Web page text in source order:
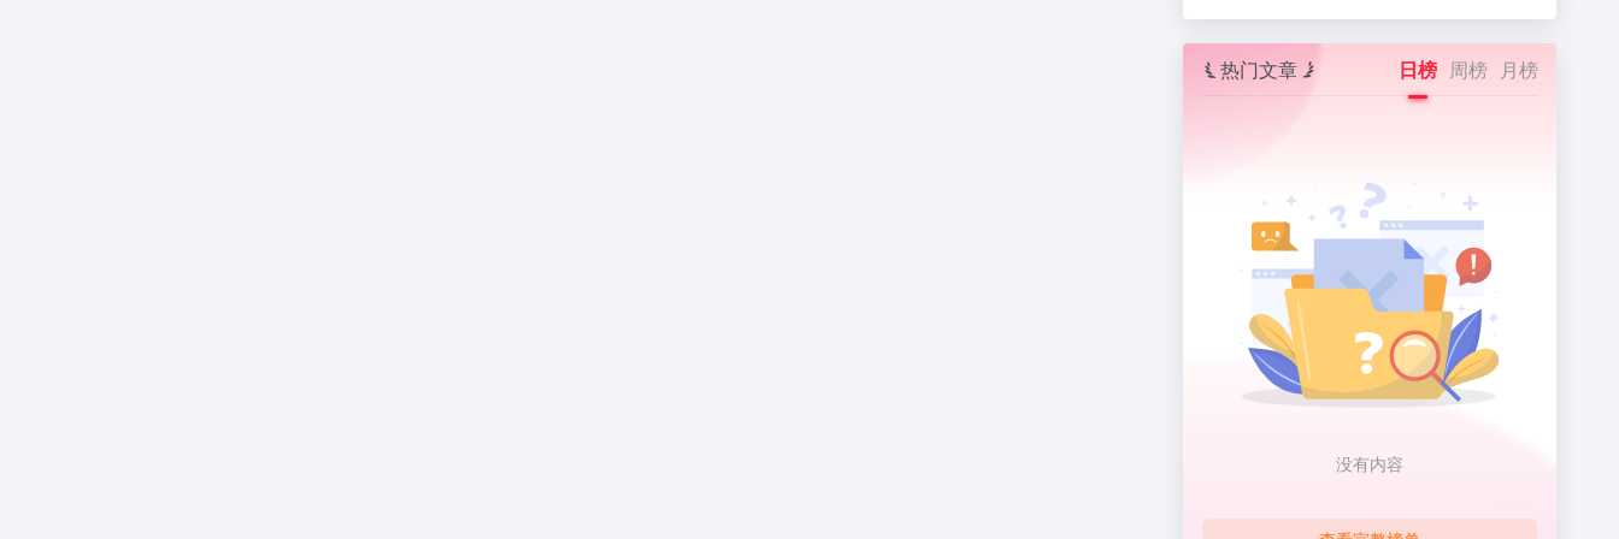
热门文章 日榜 周榜 月榜
没有内容